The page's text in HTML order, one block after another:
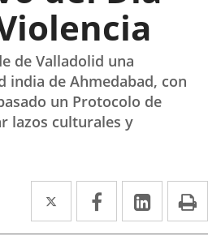
de Valladolid una
india de Ahmedabad, con
un Protocolo de
lazos culturales y
Twitter
Enlace
a
Facebook
Enlace
a
Enlace
a